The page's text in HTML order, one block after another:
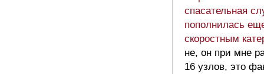
спасательная
пополнилась
скоростным
не, он при мне
16 узлов, это